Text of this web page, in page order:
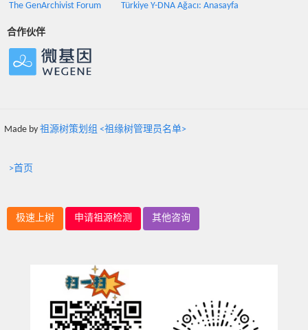
The GenArchivist Forum Türkiye Y-DNA Ağacı: Anasayfa
合作伙伴
Made by 祖源树策划组 <祖缘树管理员名单>
>首页
极速上树 申请祖源检测 其他咨询